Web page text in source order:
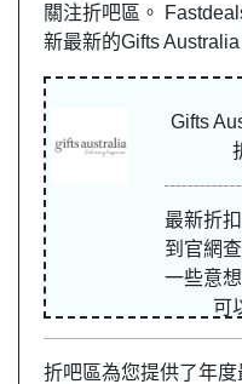
關注折吧區。
新最新的Gifts
Gifts
最新折
到官網
一些意
可
折吧區為您提供了年